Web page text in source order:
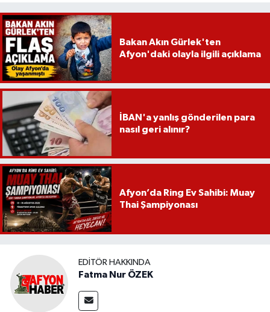
Bakan Akın Gürlek'ten
Afyon'daki olayla ilgili açıklama
İBAN'a yanlış gönderilen para
nasıl geri alınır?
Afyon’da Ring Ev Sahibi: Muay
Thai Şampiyonası
EDITÖR HAKKINDA
Fatma Nur ÖZEK